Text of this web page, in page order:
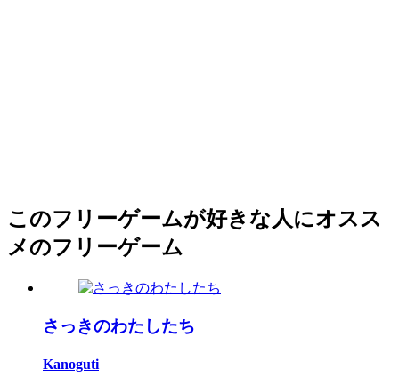
このフリーゲームが好きな人にオスス
メのフリーゲーム
さっきのわたしたち
Kanoguti